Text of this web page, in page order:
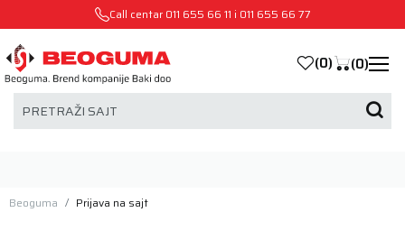
Call centar 011 655 66 11 i 011 655 66 77
PRETRAŽI SAJT
(0) (0)
Beoguma Prijava na sajt